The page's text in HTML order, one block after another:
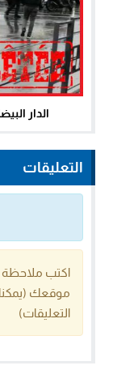
الدار
التعليقات
اكتب ملاحظة
موقعك
التعليقات)